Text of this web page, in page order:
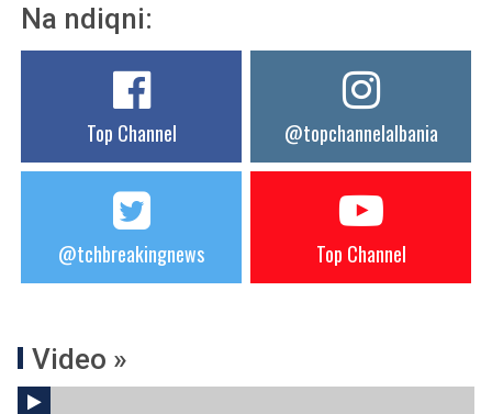
Na ndiqni:
Top Channel @topchannelalbania
@tchbreakingnews Top Channel
Video »